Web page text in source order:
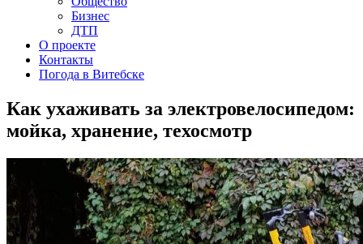
Бизнес
ДТП
О проекте
Контакты
Погода в Витебске
Как ухаживать за электровелосипедом:
мойка, хранение, техосмотр